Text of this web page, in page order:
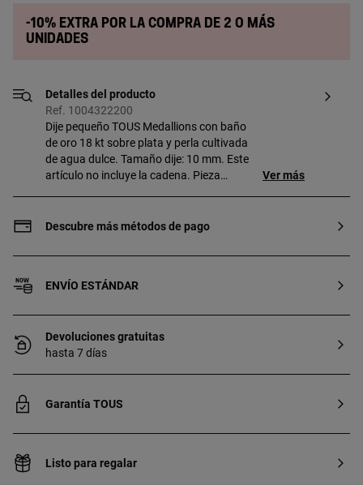
-10% extra por la compra de 2 o más
unidades
Detalles del producto
Ref. 1004322200
Dije pequeño TOUS Medallions con baño
de oro 18 kt sobre plata y perla cultivada
de agua dulce. Tamaño dije: 10 mm. Este
artículo no incluye la cadena. Pieza
espesor. Esta calidad garantiza una
Ver más
Descubre más métodos de pago
ENVÍO ESTÁNDAR
Devoluciones gratuitas
hasta 7 días
Garantía TOUS
Listo para regalar